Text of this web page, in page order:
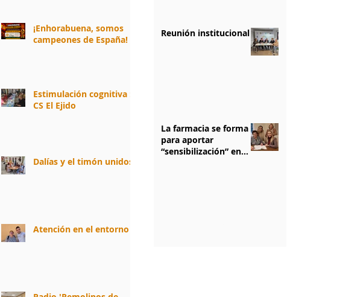
¡Enhorabuena, somos
campeones de España!
Estimulación cognitiva :
CS El Ejido
Dalías y el timón unidos.
Atención en el entorno
Reunión institucional
La farmacia se forma
para aportar
“sensibilización” en